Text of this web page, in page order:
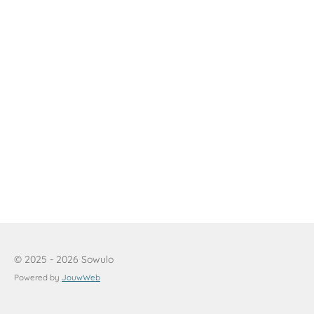
© 2025 - 2026 Sowulo
Powered by JouwWeb